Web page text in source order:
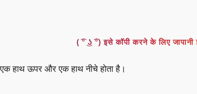
( ͡° ͜ʖ ͡°) इसे कॉपी करने के लिए
हाथ ऊपर और एक हाथ नीचे होता है।